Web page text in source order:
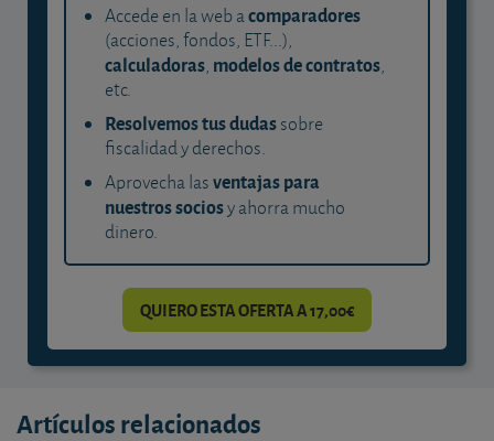
Accede en la web acomparadores
(acciones, fondos, ETF...),
calculadoras, modelos de contratos,
etc.
Resolvemos tus dudassobre
fiscalidad y derechos.
Aprovecha lasventajas para
nuestros sociosy ahorra mucho
dinero.
QUIERO ESTA OFERTA A 17,00€
Artículos relacionados